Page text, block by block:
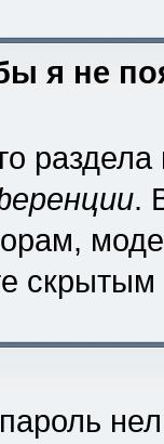
я не
.
скрытым